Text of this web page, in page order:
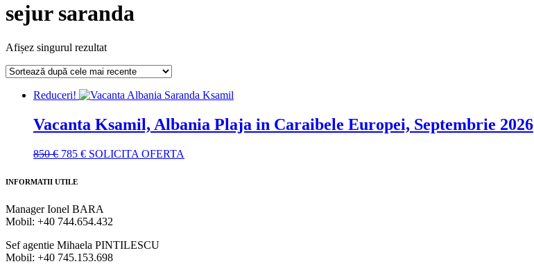
sejur saranda
Afișez singurul rezultat
Reduceri!
Vacanta Ksamil, Albania Plaja in Caraibele Europei, Septembrie 2026
850€ Prețul
a
850 €.
785 €Prețul
SOLICITA OFERTA
INFORMATII UTILE
Manager Ionel BARA
Mobil: +40 744.654.432
Sef agentie Mihaela PINTILESCU
Mobil: +40 745.153.698